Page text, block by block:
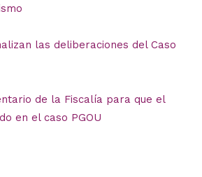
las deliberaciones del Caso
de la Fiscalía para que el
en el caso PGOU